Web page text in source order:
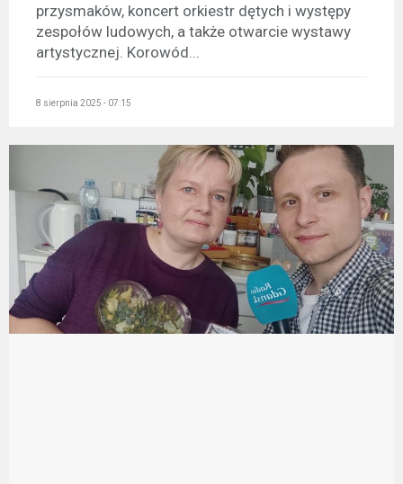
przysmaków, koncert orkiestr dętych i występy
zespołów ludowych, a także otwarcie wystawy
artystycznej. Korowód...
8 sierpnia 2025 - 07:15